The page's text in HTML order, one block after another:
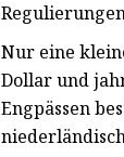
Nur eine
Dollar und
Engpässen